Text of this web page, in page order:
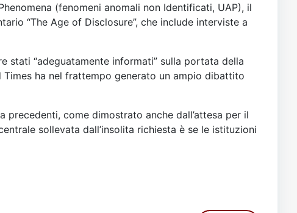
(fenomeni anomali non Identificati, UAP), il
“The Age of Disclosure”, che include interviste a
stati “adeguatamente informati” sulla portata della
ha nel frattempo generato un ampio dibattito
precedenti, come dimostrato anche dall’attesa per il
sollevata dall’insolita richiesta è se le istituzioni